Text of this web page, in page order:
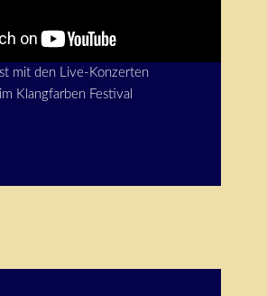
mit den Live-Konzerten
Klangfarben Festival